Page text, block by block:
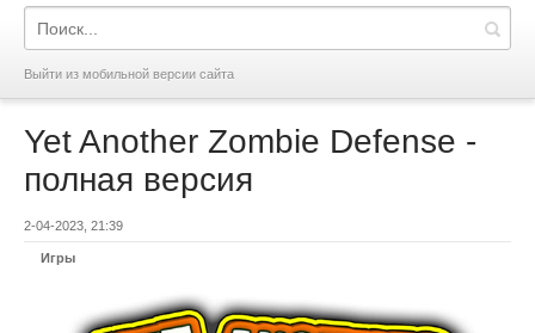
Выйти из мобильной версии сайта
Yet Another Zombie Defense -
полная версия
2-04-2023, 21:39
Игры